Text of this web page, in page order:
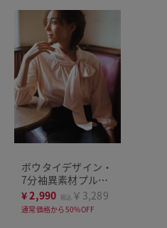
ボウタイデザイン・
7分袖異素材プルオ
ーバー
¥2,990 税込 ￥3,289
通常価格から50%OFF